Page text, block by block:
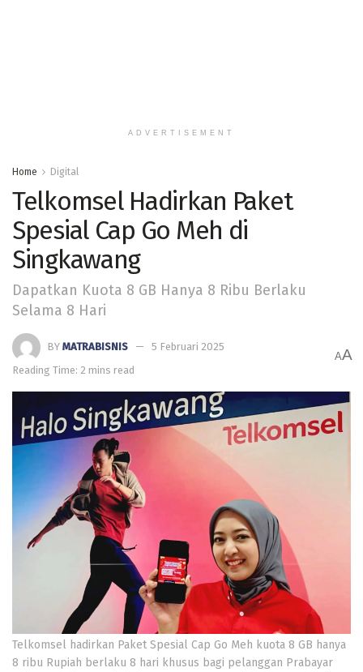
ADVERTISEMENT
Home Digital
Telkomsel Hadirkan Paket
Spesial Cap Go Meh di
Singkawang
Dapatkan Kuota 8 GB Hanya 8 Ribu Berlaku
Selama 8 Hari
BY MATRABISNIS
5 Februari 2025
Reading Time: 2 mins read
AA
Telkomsel hadirkan Paket Spesial Cap Go Meh kuota 8 GB hanya
8 ribu Rupiah berlaku 8 hari khusus bagi pelanggan Prabayar